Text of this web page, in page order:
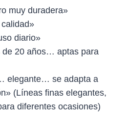
muy duradera»
diario»
de 20 años… aptas para
elegante… se adapta a
(Líneas finas elegantes,
diferentes ocasiones)